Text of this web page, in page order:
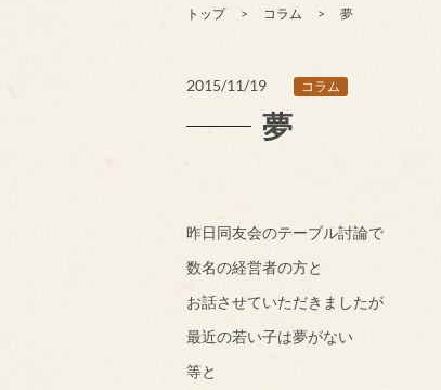
トップ コラム 夢
2015/11/19 コラム
夢
昨日同友会のテーブル討論で
数名の経営者の方と
お話させていただきましたが
最近の若い子は夢がない
等と